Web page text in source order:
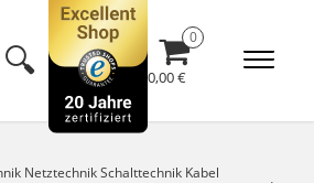
🔍︎ 0,00 €
Netztechnik Schalttechnik Kabel